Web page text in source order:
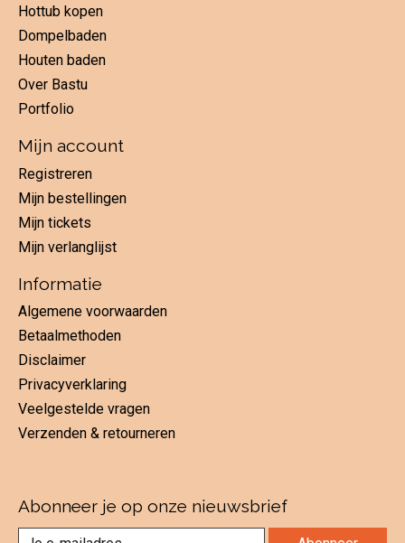
Hottub kopen
Dompelbaden
Houten baden
Over Bastu
Portfolio
Mijn account
Registreren
Mijn bestellingen
Mijn tickets
Mijn verlanglijst
Informatie
Algemene voorwaarden
Betaalmethoden
Disclaimer
Privacyverklaring
Veelgestelde vragen
Verzenden & retourneren
Abonneer je op onze nieuwsbrief